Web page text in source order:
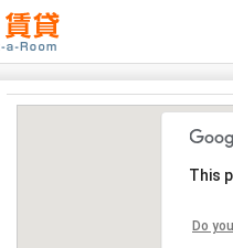
This
Do